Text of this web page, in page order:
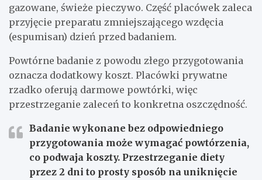
gazowane, świeże pieczywo. Część placówek zaleca
przyjęcie preparatu zmniejszającego wzdęcia
(espumisan) dzień przed badaniem.
Powtórne badanie z powodu złego przygotowania
oznacza dodatkowy koszt. Placówki prywatne
rzadko oferują darmowe powtórki, więc
przestrzeganie zaleceń to konkretna oszczędność.
Badanie wykonane bez odpowiedniego
przygotowania może wymagać powtórzenia,
co podwaja koszty. Przestrzeganie diety
przez 2 dni to prosty sposób na uniknięcie